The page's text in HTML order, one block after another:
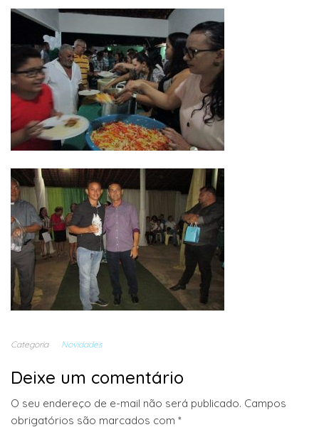
Categoria Novidades
Deixe um comentário
O seu endereço de e-mail não será publicado. Campos
obrigatórios são marcados com *